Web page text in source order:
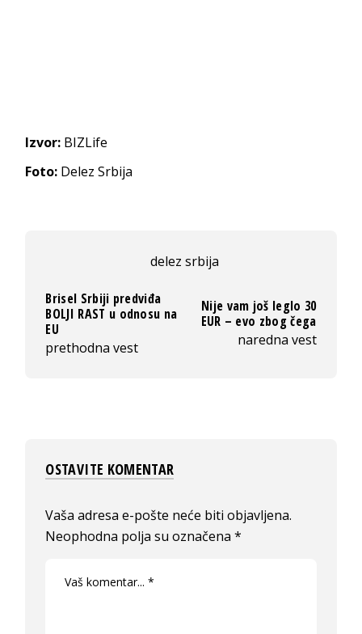
Izvor: BIZLife
Foto: Delez Srbija
delez srbija
Brisel Srbiji predviđa
BOLJI RAST u odnosu na
EU
prethodna vest
Nije vam još leglo 30
EUR – evo zbog čega
naredna vest
OSTAVITE KOMENTAR
Vaša adresa e-pošte neće biti objavljena.
Neophodna polja su označena*